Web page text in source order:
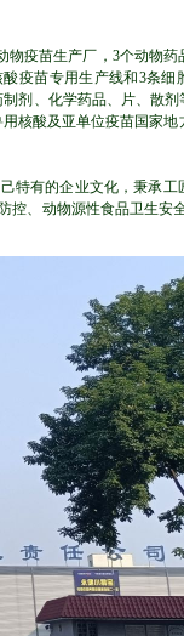
疫苗生产厂，3个动物药
疫苗专用生产线和3条细
剂、化学药品、片、散剂
核酸及亚单位疫苗国家地
特有的企业文化，秉承工
控、动物源性食品卫生安